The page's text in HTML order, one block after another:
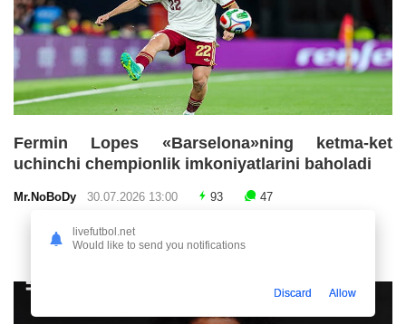
Fermin Lopes «Barselona»ning ketma-ket
uchinchi chempionlik imkoniyatlarini baholadi
Mr.NoBoDy 30.07.2026 13:00 93 47
livefutbol.net
Would like to send you notifications
Discard Allow